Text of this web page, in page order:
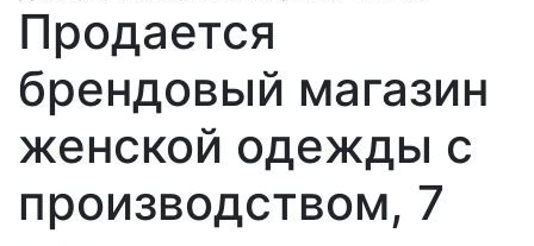
Продается
брендовый магазин
женской одежды с
производством, 7